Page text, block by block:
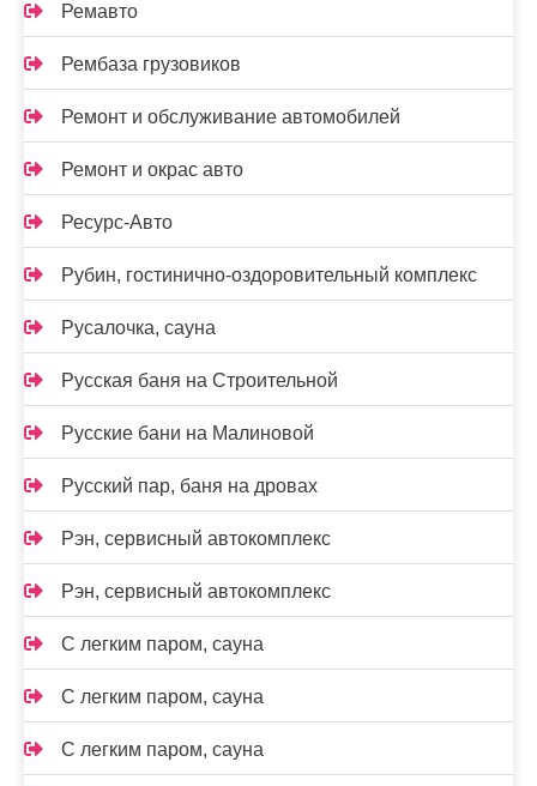
Ремавто
Рембаза грузовиков
Ремонт и обслуживание автомобилей
Ремонт и окрас авто
Ресурс-Авто
Рубин, гостинично-оздоровительный комплекс
Русалочка, сауна
Русская баня на Строительной
Русские бани на Малиновой
Русский пар, баня на дровах
Рэн, сервисный автокомплекс
Рэн, сервисный автокомплекс
С легким паром, сауна
С легким паром, сауна
С легким паром, сауна